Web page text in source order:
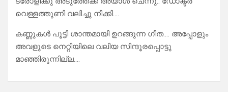
വെള്ളത്തുണി വലിച്ചു നീക്കി….
കണ്ണുകൾ പൂട്ടി ശാന്തമായി ഉറങ്ങുന്ന ഗീത…. അപ്പോളും
അവളുടെ നെറ്റിയിലെ വലിയ സിന്ദൂരപ്പൊട്ടു
മാഞ്ഞിരുന്നില്ല….